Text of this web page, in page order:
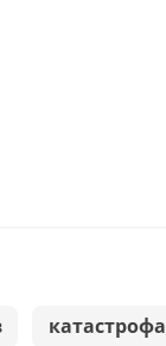
катастрофа